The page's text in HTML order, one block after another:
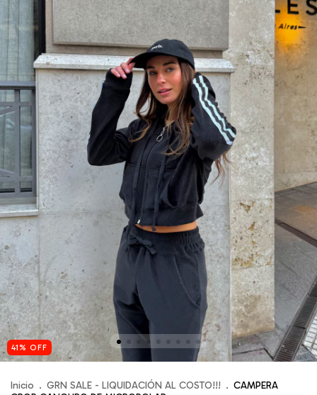
41% OFF
Inicio . GRN SALE - LIQUIDACIÓN AL COSTO!!! . CAMPERA